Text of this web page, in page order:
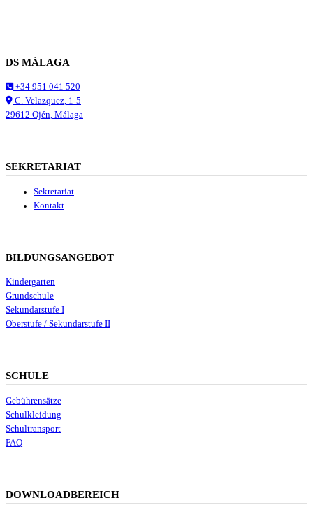
DS MÁLAGA
+34 951 041 520
C. Velazquez, 1-5
29612 Ojén, Málaga
SEKRETARIAT
Sekretariat
Kontakt
BILDUNGSANGEBOT
Kindergarten
Grundschule
Sekundarstufe I
Oberstufe / Sekundarstufe II
SCHULE
Gebührensätze
Schulkleidung
Schultransport
FAQ
DOWNLOADBEREICH